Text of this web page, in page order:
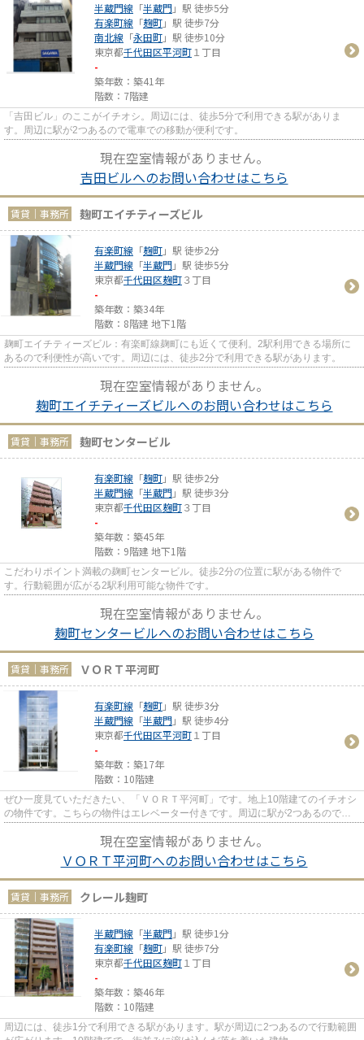
半蔵門線 「半蔵門」駅 徒歩5分
有楽町線 「麹町」駅 徒歩7分
南北線 「永田町」駅 徒歩10分
東京都千代田区平河町１丁目
-
築年数：築41年
階数：7階建
「吉田ビル」のここがイチオシ。周辺には、徒歩5分で利用できる駅がありま
す。周辺に駅が2つあるので電車での移動が便利です。
現在空室情報がありません。
吉田ビルへのお問い合わせはこちら
賃貸｜事務所 麹町エイチティーズビル
有楽町線 「麹町」駅 徒歩2分
半蔵門線 「半蔵門」駅 徒歩5分
東京都千代田区麹町３丁目
-
築年数：築34年
階数：8階建 地下1階
麹町エイチティーズビル：有楽町線麹町にも近くて便利。2駅利用できる場所に
あるので利便性が高いです。周辺には、徒歩2分で利用できる駅があります。
現在空室情報がありません。
麹町エイチティーズビルへのお問い合わせはこちら
賃貸｜事務所 麹町センタービル
有楽町線 「麹町」駅 徒歩2分
半蔵門線 「半蔵門」駅 徒歩3分
東京都千代田区麹町３丁目
-
築年数：築45年
階数：9階建 地下1階
こだわりポイント満載の麹町センタービル。徒歩2分の位置に駅がある物件で
す。行動範囲が広がる2駅利用可能な物件です。
現在空室情報がありません。
麹町センタービルへのお問い合わせはこちら
賃貸｜事務所 ＶＯＲＴ平河町
有楽町線 「麹町」駅 徒歩3分
半蔵門線 「半蔵門」駅 徒歩4分
東京都千代田区平河町１丁目
-
築年数：築17年
階数：10階建
ぜひ一度見ていただきたい、「ＶＯＲＴ平河町」です。地上10階建てのイチオシ
の物件です。こちらの物件はエレベーター付きです。周辺に駅が2つあるので電
現在空室情報がありません。
ＶＯＲＴ平河町へのお問い合わせはこちら
賃貸｜事務所 クレール麹町
半蔵門線 「半蔵門」駅 徒歩1分
有楽町線 「麹町」駅 徒歩7分
東京都千代田区麹町１丁目
-
築年数：築46年
階数：10階建
周辺には、徒歩1分で利用できる駅があります。駅が周辺に2つあるので行動範囲